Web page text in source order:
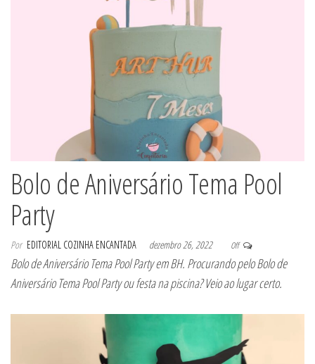
Bolo de Aniversário Tema Pool
Party
Por EDITORIAL COZINHA ENCANTADA dezembro 26, 2022 Off
Bolo de Aniversário Tema Pool Party em BH. Procurando pelo Bolo de
Aniversário Tema Pool Party ou festa na piscina? Veio ao lugar certo.